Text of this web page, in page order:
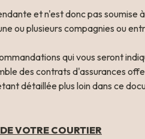
et n'est donc pas
qui vous seront
des contrats d'assurances
détaillée plus loin dans ce
VOTRE COURTIER